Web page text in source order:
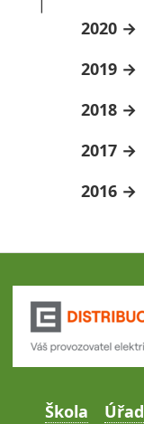
2020
2019
2018
2017
2016
Škola Úřad